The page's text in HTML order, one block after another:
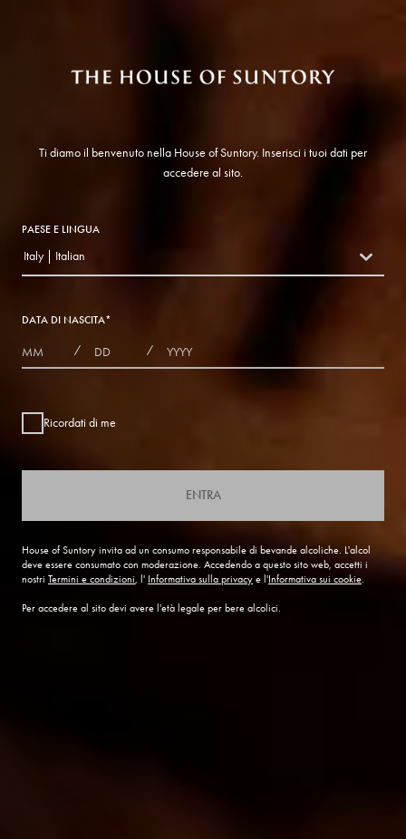
Ti diamo il benvenuto nella House of Suntory. Inserisci i tuoi dati per
accedere al sito.
PAESE E LINGUA
countryDropdown
Italy | Italian
DATA DI NASCITA*
MONTHS
/ DAYS / YEAR
Ricordati di me
ENTRA
House of Suntory invita ad un consumo responsabile di bevande alcoliche. L'alcol
deve essere consumato con moderazione. Accedendo a questo sito web, accetti i
nostri Termini e condizioni, l' Informativa sulla privacy e l'Informativa sui cookie.
Per accedere al sito devi avere l'età legale per bere alcolici.